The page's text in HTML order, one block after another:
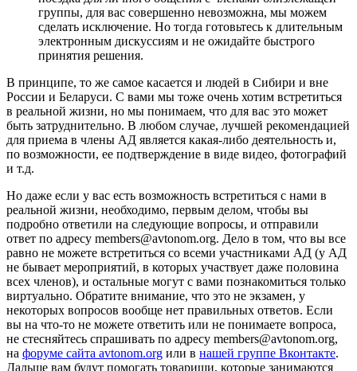
группы, для вас совершенно невозможна, мы можем
сделать исключение. Но тогда готовьтесь к длительным
электронным дискуссиям и не ожидайте быстрого
принятия решения.
В принципе, то же самое касается и людей в Сибири и вне
России и Беларуси. С вами мы тоже очень хотим встретиться
в реальной жизни, но мы понимаем, что для вас это может
быть затруднительно. В любом случае, лучшей рекомендацией
для приема в члены АД является какая-либо деятельность и,
по возможности, ее подтверждение в виде видео, фотографий
и т.д.
Но даже если у вас есть возможность встретиться с нами в
реальной жизни, необходимо, первым делом, чтобы вы
подробно ответили на следующие вопросы, и отправили
ответ по адресу members@avtonom.org. Дело в том, что вы все
равно не можете встретиться со всеми участниками АД (у АД
не бывает мероприятий, в которых участвует даже половина
всех членов), и остальные могут с вами познакомиться только
виртуально. Обратите внимание, что это не экзамен, у
некоторых вопросов вообще нет правильных ответов. Если
вы на что-то не можете ответить или не понимаете вопроса,
не стесняйтесь спрашивать по адресу members@avtonom.org,
на форуме сайта avtonom.org или в нашей группе Вконтакте.
Дальше вам будут помогать товарищи, которые занимаются